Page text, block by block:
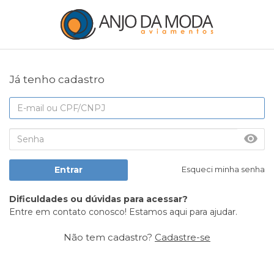
Já tenho cadastro
Entrar Esqueci minha senha
Não tem cadastro? Cadastre-se